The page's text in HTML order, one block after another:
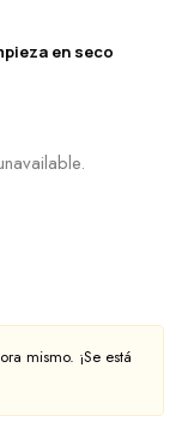
en seco
mismo. ¡Se está